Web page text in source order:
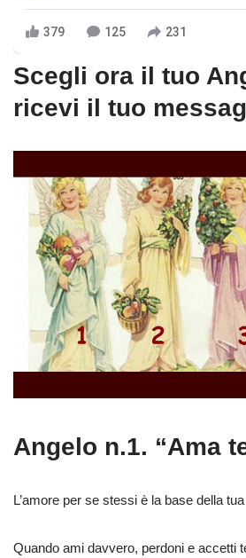
379 125 231
Scegli ora il tuo
ricevi il tuo
Angelo n.1. “Ama
L’amore per se stessi è la base della
Quando ami davvero, perdoni e accetti